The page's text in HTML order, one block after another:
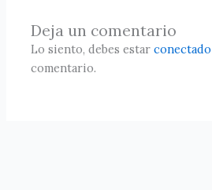
Deja un comentario
Lo siento, debes estarconectado
comentario.